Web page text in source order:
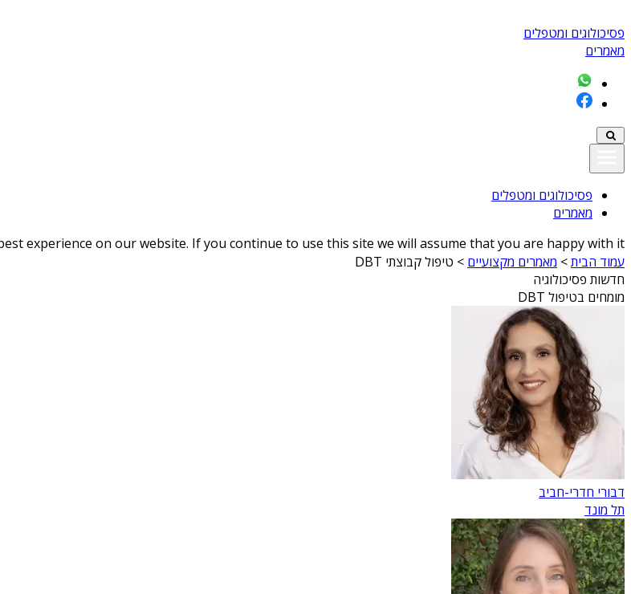
פסיכולוגים ומטפלים
מאמרים
פסיכולוגים ומטפלים
מאמרים
experience on our website. If you continue to use this site we will assume that you are happy with it
עמוד הבית> מאמרים מקצועיים > טיפול קבוצתי DBT
חדשות פסיכולוגיה
מומחים בטיפול DBT
דבורי חדרי-חביב
תל מונד